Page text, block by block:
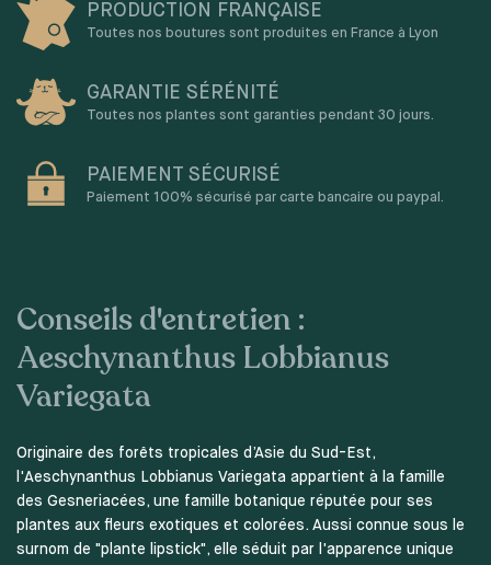
PRODUCTION FRANÇAISE
Toutes nos boutures sont produites en France à Lyon
GARANTIE SÉRÉNITÉ
Toutes nos plantes sont garanties pendant 30 jours.
PAIEMENT SÉCURISÉ
Paiement 100% sécurisé par carte bancaire ou paypal.
Conseils d'entretien :
Aeschynanthus Lobbianus
Variegata
Originaire des forêts tropicales d’Asie du Sud-Est,
l'Aeschynanthus Lobbianus Variegata appartient à la famille
des Gesneriacées, une famille botanique réputée pour ses
plantes aux fleurs exotiques et colorées. Aussi connue sous le
surnom de "plante lipstick", elle séduit par l'apparence unique